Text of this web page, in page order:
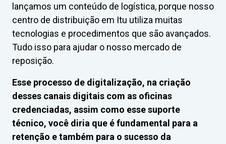
lançamos um conteúdo de logística, porque nosso
centro de distribuição em Itu utiliza muitas
tecnologias e procedimentos que são avançados.
Tudo isso para ajudar o nosso mercado de
reposição.
Esse processo de digitalização, na criação
desses canais digitais com as oficinas
credenciadas, assim como esse suporte
técnico, você diria que é fundamental para a
retenção e também para o sucesso da